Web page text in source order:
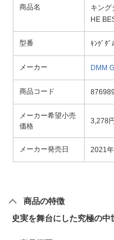
商品名
キング
HE
型番 ｷﾝｸﾞﾀﾞ
メーカー DMM
商品コード
メーカー希望小売
価格
3,278
メーカー発売日 2021
商品の特徴
史実を舞台にした究極の中